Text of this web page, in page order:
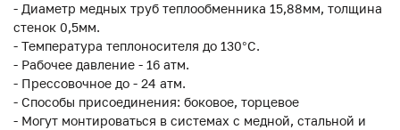
- Диаметр медных труб теплообменника 15,88мм, толщина
стенок 0,5мм.
- Температура теплоносителя до 130°C.
- Рабочее давление - 16 атм.
- Прессовочное до - 24 атм.
- Способы присоединения: боковое, торцевое
- Могут монтироваться в системах с медной, стальной и